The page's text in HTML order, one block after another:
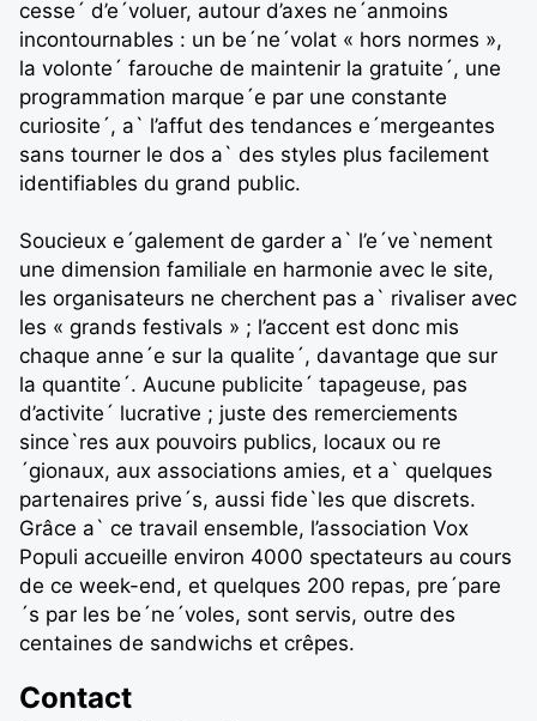
cesse´ d’e´voluer, autour d’axes ne´anmoins
incontournables : un be´ne´volat « hors normes »,
la volonte´ farouche de maintenir la gratuite´, une
programmation marque´e par une constante
curiosite´, a` l’affut des tendances e´mergeantes
sans tourner le dos a` des styles plus facilement
identifiables du grand public.
Soucieux e´galement de garder a` l’e´ve`nement
une dimension familiale en harmonie avec le site,
les organisateurs ne cherchent pas a` rivaliser avec
les « grands festivals » ; l’accent est donc mis
chaque anne´e sur la qualite´, davantage que sur
la quantite´. Aucune publicite´ tapageuse, pas
d’activite´ lucrative ; juste des remerciements
since`res aux pouvoirs publics, locaux ou re
´gionaux, aux associations amies, et a` quelques
partenaires prive´s, aussi fide`les que discrets.
Grâce a` ce travail ensemble, l’association Vox
Populi accueille environ 4000 spectateurs au cours
de ce week-end, et quelques 200 repas, pre´pare
´s par les be´ne´voles, sont servis, outre des
centaines de sandwichs et crêpes.
Contact